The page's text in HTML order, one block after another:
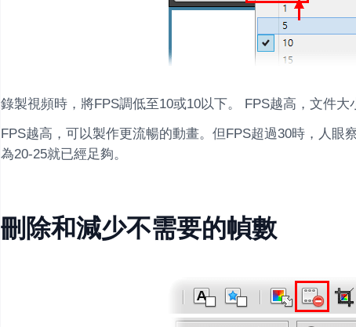
錄製視頻時，將FPS調低至10或10以下。 FPS越高，文件大
FPS越高，可以製作更流暢的動畫。但FPS超過30時，人眼
為20-25就已經足夠。
刪除和減少不需要的幀數